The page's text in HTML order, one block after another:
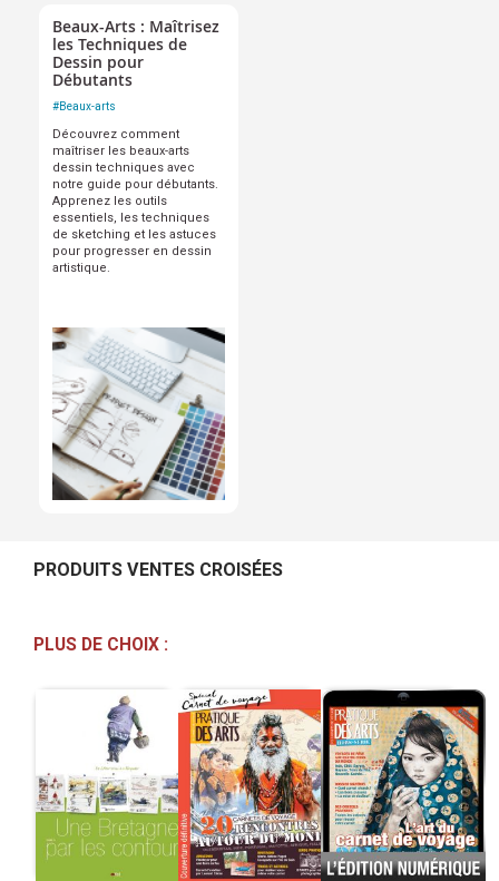
Beaux-Arts : Maîtrisez
les Techniques de
Dessin pour
Débutants
#Beaux-arts
Découvrez comment
maîtriser les beaux-arts
dessin techniques avec
notre guide pour débutants.
Apprenez les outils
essentiels, les techniques
de sketching et les astuces
pour progresser en dessin
artistique.
PRODUITS VENTES CROISÉES
PLUS DE CHOIX :